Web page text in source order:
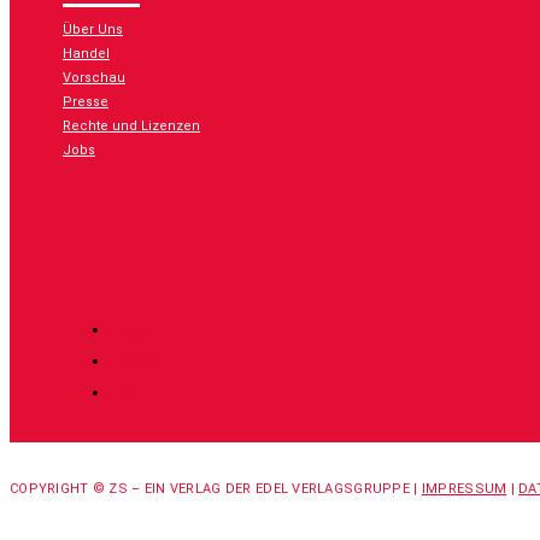
Über Uns
Handel
Vorschau
Presse
Rechte und Lizenzen
Jobs
COPYRIGHT © ZS – EIN VERLAG DER EDEL VERLAGSGRUPPE | IMPRESSUM |